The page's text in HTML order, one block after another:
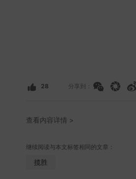
28 分享到：
查看内容详情 >
继续阅读与本文标签相同的文章：
揽胜